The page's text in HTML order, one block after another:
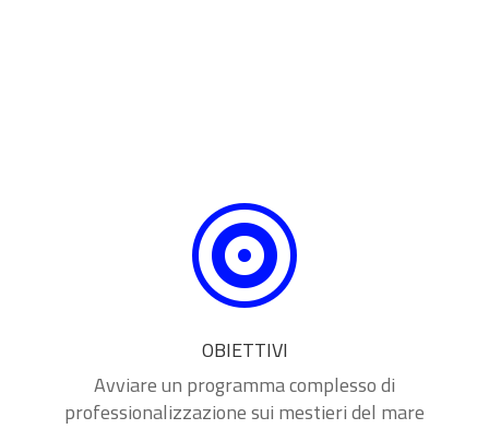

OBIETTIVI
Avviare un programma complesso di
professionalizzazione sui mestieri del mare